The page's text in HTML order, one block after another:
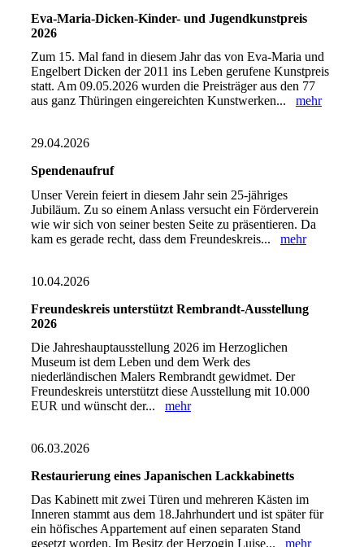
Eva-Maria-Dicken-Kinder- und Jugendkunstpreis
2026
Zum 15. Mal fand in diesem Jahr das von Eva-Maria und
Engelbert Dicken der 2011 ins Leben gerufene Kunstpreis
statt. Am 09.05.2026 wurden die Preisträger aus den 77
aus ganz Thüringen eingereichten Kunstwerken... mehr
29.04.2026
Spendenaufruf
Unser Verein feiert in diesem Jahr sein 25-jähriges
Jubiläum. Zu so einem Anlass versucht ein Förderverein
wie wir sich von seiner besten Seite zu präsentieren. Da
kam es gerade recht, dass dem Freundeskreis... mehr
10.04.2026
Freundeskreis unterstützt Rembrandt-Ausstellung
2026
Die Jahreshauptausstellung 2026 im Herzoglichen
Museum ist dem Leben und dem Werk des
niederländischen Malers Rembrandt gewidmet. Der
Freundeskreis unterstützt diese Ausstellung mit 10.000
EUR und wünscht der... mehr
06.03.2026
Restaurierung eines Japanischen Lackkabinetts
Das Kabinett mit zwei Türen und mehreren Kästen im
Inneren stammt aus dem 18.Jahrhundert und ist später für
ein höfisches Appartement auf einen separaten Stand
gesetzt worden. Im Besitz der Herzogin Luise... mehr